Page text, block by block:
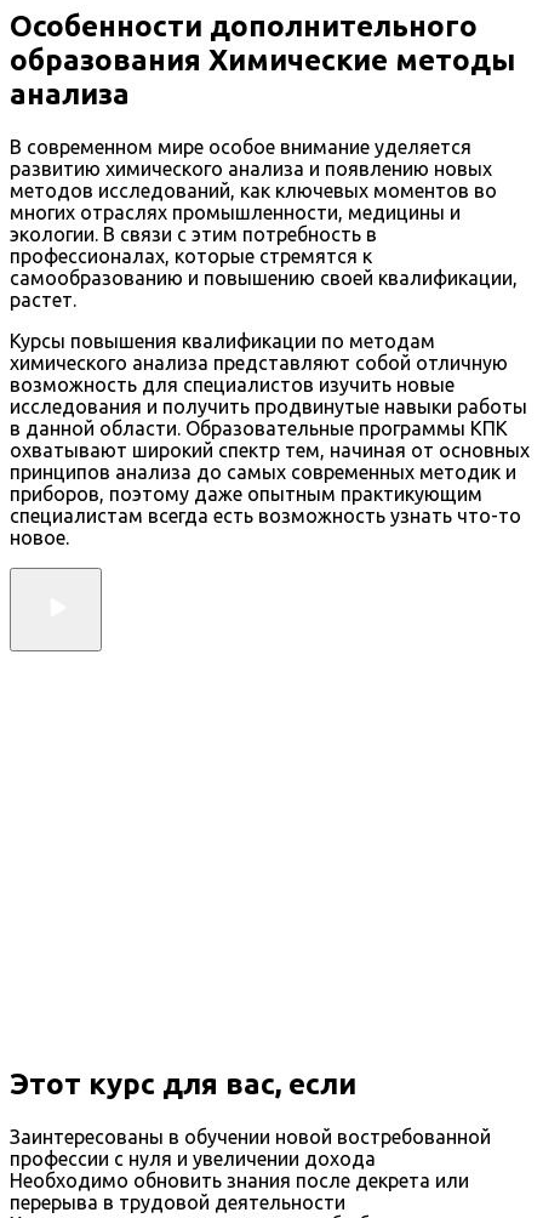
Особенности дополнительного
образования Химические методы
анализа
В современном мире особое внимание уделяется
развитию химического анализа и появлению новых
методов исследований, как ключевых моментов во
многих отраслях промышленности, медицины и
экологии. В связи с этим потребность в
профессионалах, которые стремятся к
самообразованию и повышению своей квалификации,
растет.
Курсы повышения квалификации по методам
химического анализа представляют собой отличную
возможность для специалистов изучить новые
исследования и получить продвинутые навыки работы
в данной области. Образовательные программы КПК
охватывают широкий спектр тем, начиная от основных
принципов анализа до самых современных методик и
приборов, поэтому даже опытным практикующим
специалистам всегда есть возможность узнать что-то
новое.
Этот курс для вас, если
Заинтересованы в обучении новой востребованной
профессии с нуля и увеличении дохода
Необходимо обновить знания после декрета или
перерыва в трудовой деятельности